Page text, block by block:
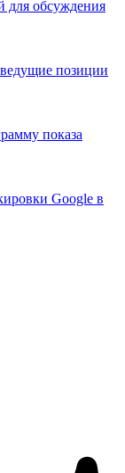
для обсуждения
позиции
показа
Google в